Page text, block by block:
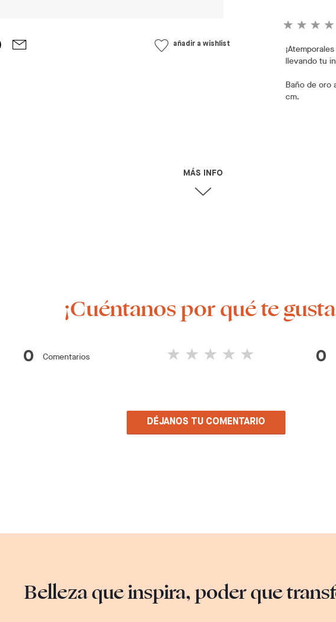
añadir a wishlist
llevando tu
Baño de oro
cm.
¡Cuéntanos por qué te
Comentarios
0 0
DÉJANOS TU COMENTARIO
Belleza que inspira, poder que